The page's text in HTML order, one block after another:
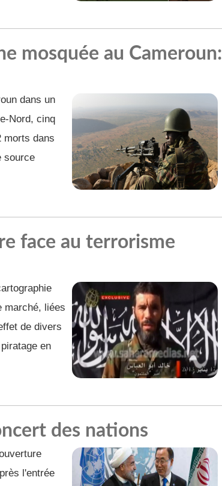
mosquée au Cameroun:
dans un
Nord, cinq
morts dans
source
face au terrorisme
marché, liées
de divers
en
des nations
l'entrée